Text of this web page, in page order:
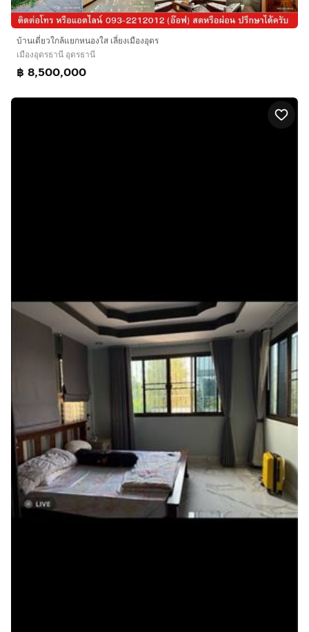
บ้านเดี่ยวใกล้แยกหนองใส เลี่ยงเมืองอุดร
เมืองอุดรธานี อุดรธานี
฿ 8,500,000